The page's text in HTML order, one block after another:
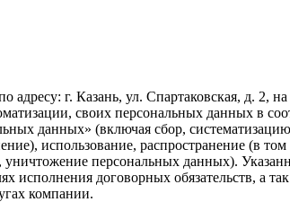
г. Казань, ул. Спартаковская, д. 2, на
своих персональных данных в
данных» (включая сбор,
использование, распространение (в том
уничтожение персональных данных).
исполнения договорных обязательств, а
компании.